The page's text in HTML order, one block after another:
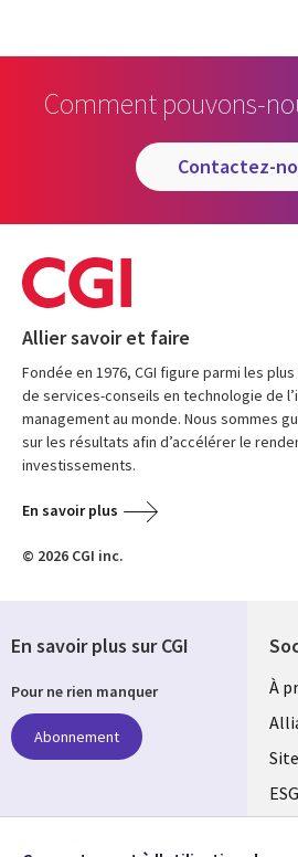
Comment pouvons-
contactez-
Allier savoir et faire
Fondée en 1976, CGI figure parmi les
de services-conseils en technologie de
management au monde. Nous sommes
sur les résultats afin d’accélérer le
investissements.
En savoir plus
© 2026 CGI inc.
À
ESG
En savoir plus sur CGI
Pour ne rien manquer
Abonnement